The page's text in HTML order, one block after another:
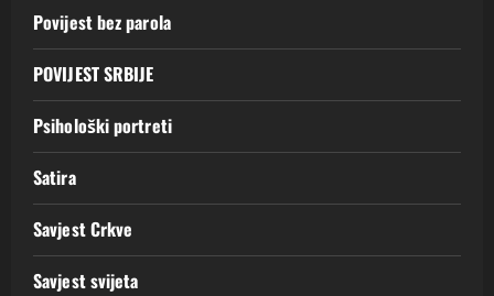
Povijest bez parola
POVIJEST SRBIJE
Psihološki portreti
Satira
Savjest Crkve
Savjest svijeta